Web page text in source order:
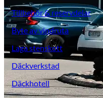
Tillbehör & reservdelar
Byte av vindruta
Laga stenskott
Däckverkstad
Däckhotell